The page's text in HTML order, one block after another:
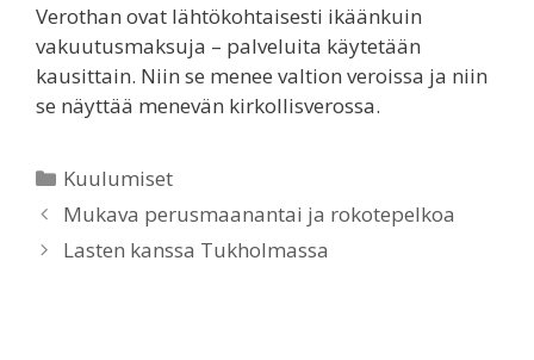
Verothan ovat lähtökohtaisesti ikäänkuin
vakuutusmaksuja – palveluita käytetään
kausittain. Niin se menee valtion veroissa ja niin
se näyttää menevän kirkollisverossa.
Categories
Kuulumiset
Mukava perusmaanantai ja rokotepelkoa
Lasten kanssa Tukholmassa